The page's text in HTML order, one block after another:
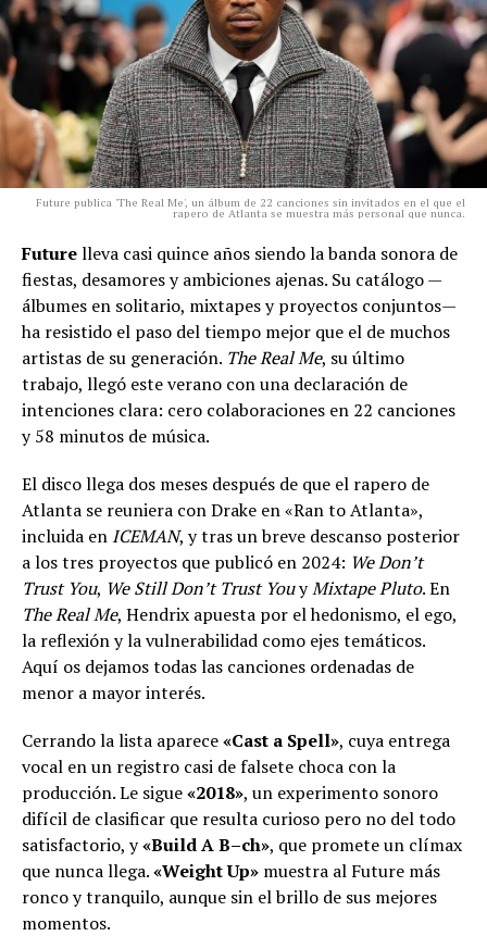
Future publica 'The Real Me', un álbum de 22 canciones sin invitados en el que el
rapero de Atlanta se muestra más personal que nunca.
Futurelleva casi quince años siendo la banda sonora de
fiestas, desamores y ambiciones ajenas. Su catálogo —
álbumes en solitario, mixtapes y proyectos conjuntos—
ha resistido el paso del tiempo mejor que el de muchos
artistas de su generación. The Real Me, su último
trabajo, llegó este verano con una declaración de
intenciones clara: cero colaboraciones en 22 canciones
y 58 minutos de música.
El disco llega dos meses después de que el rapero de
Atlanta se reuniera con Drake en «Ran to Atlanta»,
incluida en ICEMAN, y tras un breve descanso posterior
a los tres proyectos que publicó en 2024: We Don’t
Trust You, We Still Don’t Trust YouyMixtape Pluto. En
The Real Me, Hendrix apuesta por el hedonismo, el ego,
la reflexión y la vulnerabilidad como ejes temáticos.
Aquí os dejamos todas las canciones ordenadas de
menor a mayor interés.
Cerrando la lista aparece«Cast a Spell», cuya entrega
vocal en un registro casi de falsete choca con la
producción. Le sigue«2018», un experimento sonoro
difícil de clasificar que resulta curioso pero no del todo
satisfactorio, y«Build A B–ch», que promete un clímax
que nunca llega.«Weight Up» muestra al Future más
ronco y tranquilo, aunque sin el brillo de sus mejores
momentos.